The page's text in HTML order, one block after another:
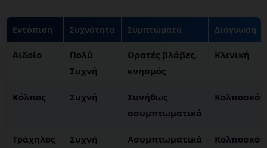
Εντόπιση Συχνότητα Συμπτώματα Διάγνωση
Αιδοίο
Πολύ
Συχνή
Ορατές βλάβες,
κνησμός
Κλινική
Κόλπος Συχνή
Συνήθως
ασυμπτωματικά
Τράχηλος Συχνή Ασυμπτωματικά